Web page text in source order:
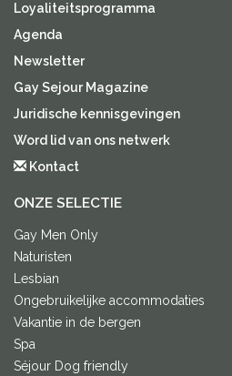
Loyaliteitsprogramma
Agenda
Newsletter
Gay Sejour Magazine
Juridische kennisgevingen
Word lid van ons netwerk
Kontact
ONZE SELECTIE
Gay Men Only
Naturisten
Lesbian
Ongebruikelijke accommodaties
Vakantie in de bergen
Spa
Séjour Dog friendly